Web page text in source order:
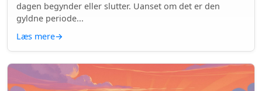
dagen begynder eller slutter. Uanset om det er den
gyldne periode...
Læs mere→